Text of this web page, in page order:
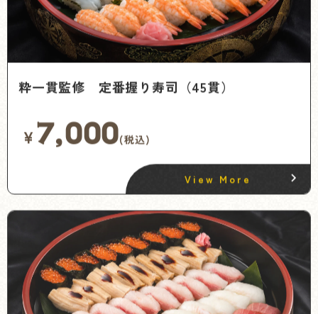
粋一貫監修 定番握り寿司（45貫）
¥7,000(税込)
View More